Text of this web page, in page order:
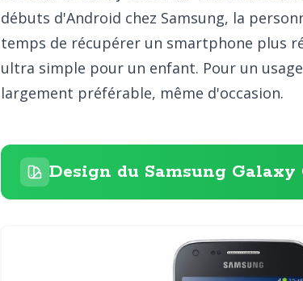
débuts d'Android chez Samsung, la
temps de récupérer un smartphone plus
ultra simple pour un enfant. Pour un
largement préférable, même d'occasion.
Design du Samsung Galaxy